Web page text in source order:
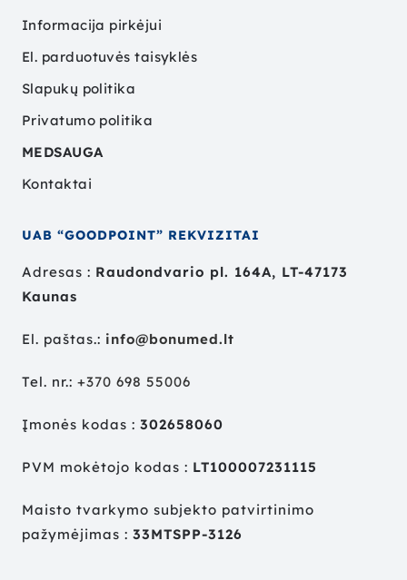
Informacija pirkėjui
El. parduotuvės taisyklės
Slapukų politika
Privatumo politika
MEDSAUGA
Kontaktai
UAB “GOODPOINT” REKVIZITAI
Adresas : Raudondvario pl. 164A, LT-47173
Kaunas
El. paštas.: info@bonumed.lt
Tel. nr.: +370 698 55006
Įmonės kodas : 302658060
PVM mokėtojo kodas : LT100007231115
Maisto tvarkymo subjekto patvirtinimo
pažymėjimas : 33MTSPP-3126